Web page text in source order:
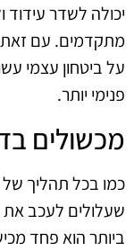
יכולה לשדר עידוד
מתקדמים. עם
על ביטחון עצמי
פנימי יותר.
מכשולים
כמו בכל תהליך של
שעלולים לעכב
ביותר הוא פחד